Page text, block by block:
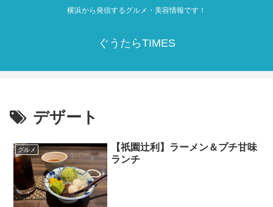
横浜から発信するグルメ・美容情報です！
ぐうたらTIMES
デザート
グルメ
【祇園辻利】ラーメン＆プチ甘味
ランチ